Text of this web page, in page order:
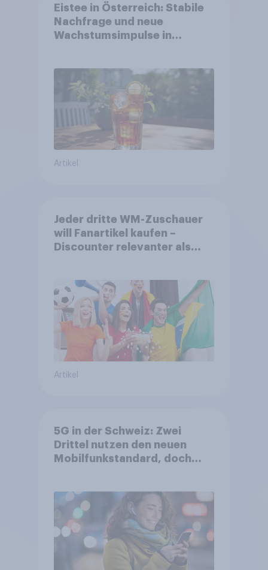
Eistee in Österreich: Stabile
Nachfrage und neue
Wachstumsimpulse in
Artikel
Jeder dritte WM-Zuschauer
will Fanartikel kaufen –
Discounter relevanter als
Artikel
5G in der Schweiz: Zwei
Drittel nutzen den neuen
Mobilfunkstandard, doch